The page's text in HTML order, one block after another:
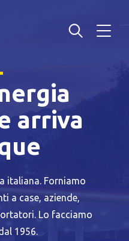
arriva
italiana. Forniamo
a case, aziende,
Lo facciamo
1956.